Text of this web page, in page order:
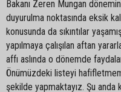
Bakanı Zeren Mungan
duyurulma noktasında eksik
konusunda da sıkıntılar
yapılmaya çalışılan aftan
affı aslında o dönemde
Önümüzdeki listeyi
şekilde yapmaktayız. Şu